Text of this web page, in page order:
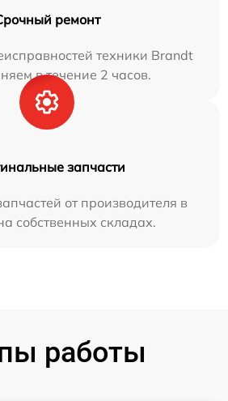
ремонт
техники Brandt
в течение 2 часов.
запчасти
от производителя в
собственных складах.
работы